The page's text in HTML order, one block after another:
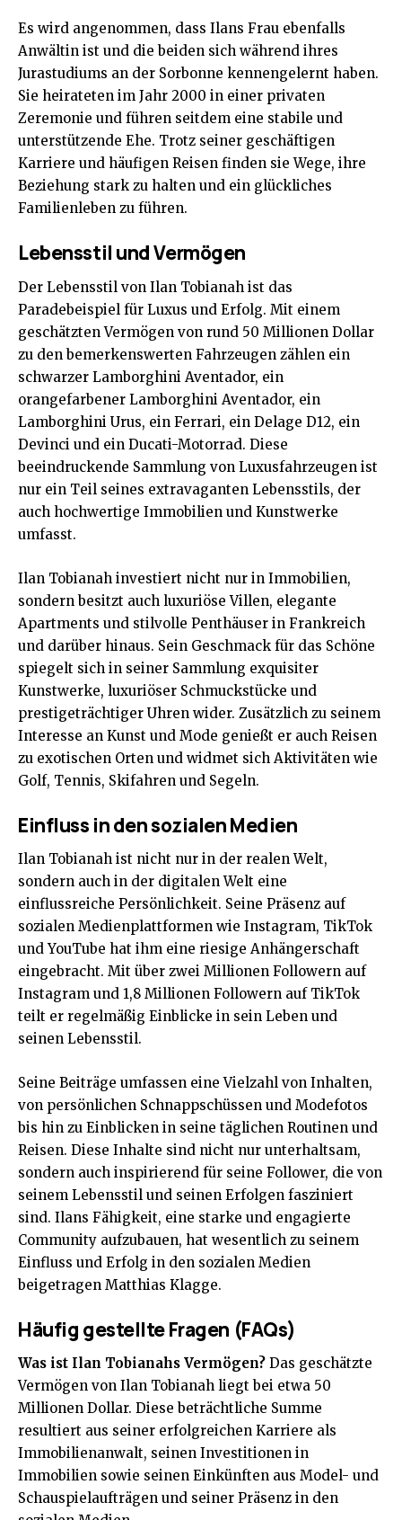
Es wird angenommen, dass Ilans Frau ebenfalls
Anwältin ist und die beiden sich während ihres
Jurastudiums an der Sorbonne kennengelernt haben.
Sie heirateten im Jahr 2000 in einer privaten
Zeremonie und führen seitdem eine stabile und
unterstützende Ehe. Trotz seiner geschäftigen
Karriere und häufigen Reisen finden sie Wege, ihre
Beziehung stark zu halten und ein glückliches
Familienleben zu führen.
Lebensstil und Vermögen
Der Lebensstil von Ilan Tobianah ist das
Paradebeispiel für Luxus und Erfolg. Mit einem
geschätzten Vermögen von rund 50 Millionen Dollar
zu den bemerkenswerten Fahrzeugen zählen ein
schwarzer Lamborghini Aventador, ein
orangefarbener Lamborghini Aventador, ein
Lamborghini Urus, ein Ferrari, ein Delage D12, ein
Devinci und ein Ducati-Motorrad. Diese
beeindruckende Sammlung von Luxusfahrzeugen ist
nur ein Teil seines extravaganten Lebensstils, der
auch hochwertige Immobilien und Kunstwerke
umfasst​.
Ilan Tobianah investiert nicht nur in Immobilien,
sondern besitzt auch luxuriöse Villen, elegante
Apartments und stilvolle Penthäuser in Frankreich
und darüber hinaus. Sein Geschmack für das Schöne
spiegelt sich in seiner Sammlung exquisiter
Kunstwerke, luxuriöser Schmuckstücke und
prestigeträchtiger Uhren wider. Zusätzlich zu seinem
Interesse an Kunst und Mode genießt er auch Reisen
zu exotischen Orten und widmet sich Aktivitäten wie
Golf, Tennis, Skifahren und Segeln​​.
Einfluss in den sozialen Medien
Ilan Tobianah ist nicht nur in der realen Welt,
sondern auch in der digitalen Welt eine
einflussreiche Persönlichkeit. Seine Präsenz auf
sozialen Medienplattformen wie Instagram, TikTok
und YouTube hat ihm eine riesige Anhängerschaft
eingebracht. Mit über zwei Millionen Followern auf
Instagram und 1,8 Millionen Followern auf TikTok
teilt er regelmäßig Einblicke in sein Leben und
seinen Lebensstil​​.
Seine Beiträge umfassen eine Vielzahl von Inhalten,
von persönlichen Schnappschüssen und Modefotos
bis hin zu Einblicken in seine täglichen Routinen und
Reisen. Diese Inhalte sind nicht nur unterhaltsam,
sondern auch inspirierend für seine Follower, die von
seinem Lebensstil und seinen Erfolgen fasziniert
sind. Ilans Fähigkeit, eine starke und engagierte
Community aufzubauen, hat wesentlich zu seinem
Einfluss und Erfolg in den sozialen Medien
beigetragen Matthias Klagge.
Häufig gestellte Fragen (FAQs)
Was ist Ilan Tobianahs Vermögen? Das geschätzte
Vermögen von Ilan Tobianah liegt bei etwa 50
Millionen Dollar. Diese beträchtliche Summe
resultiert aus seiner erfolgreichen Karriere als
Immobilienanwalt, seinen Investitionen in
Immobilien sowie seinen Einkünften aus Model- und
Schauspielaufträgen und seiner Präsenz in den